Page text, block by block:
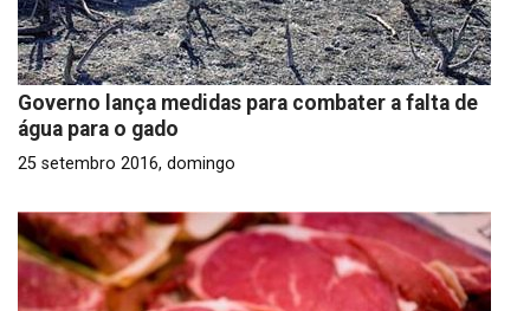
Governo lança medidas para combater a falta de
água para o gado
25 setembro 2016, domingo